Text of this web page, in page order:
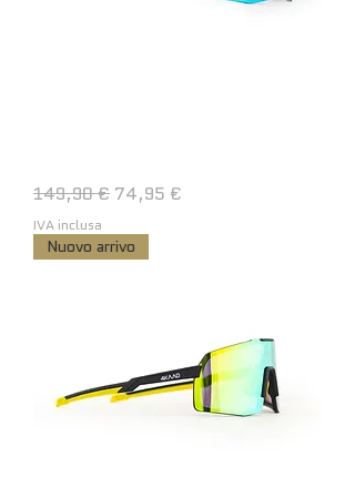
Prezzo regolare
149,90 € Prezzo scontato
74,95 €
IVA inclusa
Nuovo arrivo